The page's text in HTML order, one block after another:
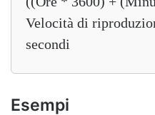
Velocità di
secondi
Esempi